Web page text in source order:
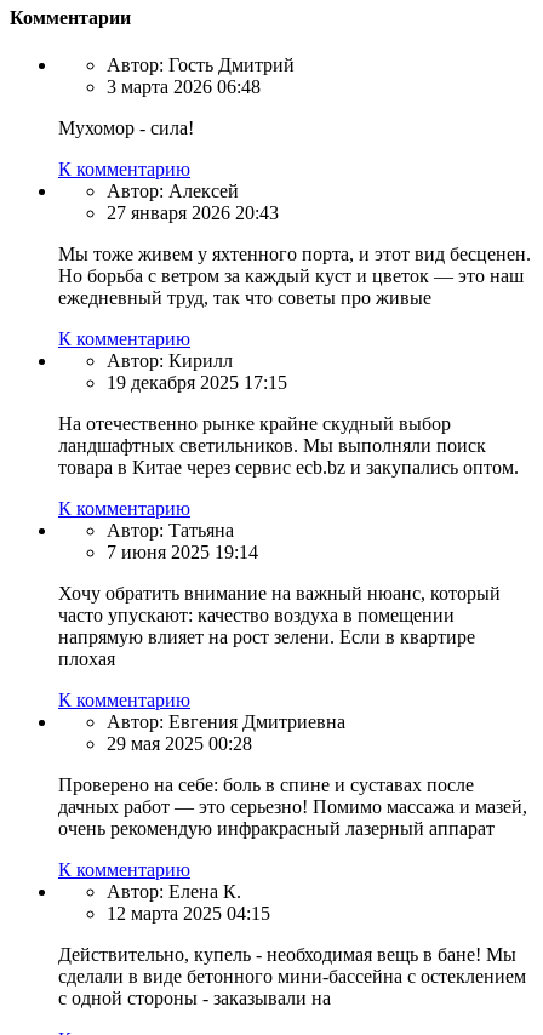
Комментарии
Автор: Гость Дмитрий
3 марта 2026 06:48
Мухомор - сила!
К комментарию
Автор: Алексей
27 января 2026 20:43
Мы тоже живем у яхтенного порта, и этот вид бесценен.
Но борьба с ветром за каждый куст и цветок — это наш
ежедневный труд, так что советы про живые
К комментарию
Автор: Кирилл
19 декабря 2025 17:15
На отечественно рынке крайне скудный выбор
ландшафтных светильников. Мы выполняли поиск
товара в Китае через сервис ecb.bz и закупались оптом.
К комментарию
Автор: Татьяна
7 июня 2025 19:14
Хочу обратить внимание на важный нюанс, который
часто упускают: качество воздуха в помещении
напрямую влияет на рост зелени. Если в квартире
плохая
К комментарию
Автор: Евгения Дмитриевна
29 мая 2025 00:28
Проверено на себе: боль в спине и суставах после
дачных работ — это серьезно! Помимо массажа и мазей,
очень рекомендую инфракрасный лазерный аппарат
К комментарию
Автор: Елена К.
12 марта 2025 04:15
Действительно, купель - необходимая вещь в бане! Мы
сделали в виде бетонного мини-бассейна с остеклением
с одной стороны - заказывали на